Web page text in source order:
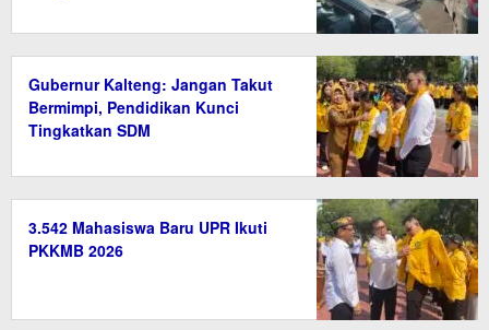
Gubernur Kalteng: Jangan Takut
Bermimpi, Pendidikan Kunci
Tingkatkan SDM
3.542 Mahasiswa Baru UPR Ikuti
PKKMB 2026